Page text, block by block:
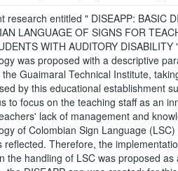
research entitled " DISEAPP: BASIC
LANGUAGE OF SIGNS FOR
WITH AUDITORY
was proposed with a descriptive
Guaimaral Technical Institute,
by this educational establishment
to focus on the teaching staff as an
lack of management and
of Colombian Sign Language
reflected. Therefore, the
the handling of LSC was proposed